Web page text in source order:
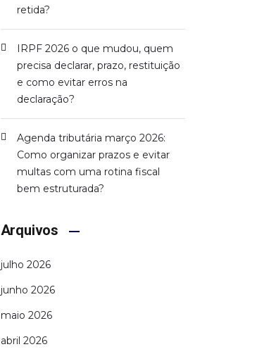
retida?
IRPF 2026 o que mudou, quem
precisa declarar, prazo, restituição
e como evitar erros na
declaração?
Agenda tributária março 2026:
Como organizar prazos e evitar
multas com uma rotina fiscal
bem estruturada?
Arquivos
julho 2026
junho 2026
maio 2026
abril 2026